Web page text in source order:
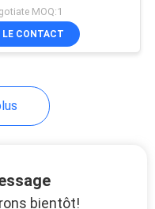
de Taber
MOQ:1
LE CONTACT
bientôt!